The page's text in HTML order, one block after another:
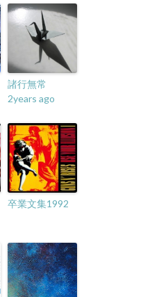
諸行無常
2years ago
卒業文集1992